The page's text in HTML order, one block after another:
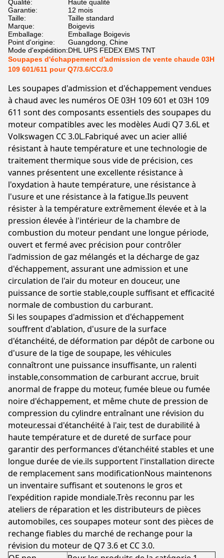
Qualité:
Haute qualité
Garantie:
12 mois
Taille:
Taille standard
Marque:
Boigevis
Emballage:
Emballage Boigevis
Point d'origine:
Guangdong, Chine
Mode d'expédition:DHL UPS FEDEX EMS TNT
Soupapes d'échappement d'admission de vente chaude 03H
109 601/611 pour Q7/3.6/CC/3.0
Les soupapes d'admission et d'échappement vendues
à chaud avec les numéros OE 03H 109 601 et 03H 109
611 sont des composants essentiels des soupapes du
moteur compatibles avec les modèles Audi Q7 3.6L et
Volkswagen CC 3.0L.Fabriqué avec un acier allié
résistant à haute température et une technologie de
traitement thermique sous vide de précision, ces
vannes présentent une excellente résistance à
l'oxydation à haute température, une résistance à
l'usure et une résistance à la fatigue.Ils peuvent
résister à la température extrêmement élevée et à la
pression élevée à l'intérieur de la chambre de
combustion du moteur pendant une longue période,
ouvert et fermé avec précision pour contrôler
l'admission de gaz mélangés et la décharge de gaz
d'échappement, assurant une admission et une
circulation de l'air du moteur en douceur, une
puissance de sortie stable,couple suffisant et efficacité
normale de combustion du carburant.
Si les soupapes d'admission et d'échappement
souffrent d'ablation, d'usure de la surface
d'étanchéité, de déformation par dépôt de carbone ou
d'usure de la tige de soupape, les véhicules
connaîtront une puissance insuffisante, un ralenti
instable,consommation de carburant accrue, bruit
anormal de frappe du moteur, fumée bleue ou fumée
noire d'échappement, et même chute de pression de
compression du cylindre entraînant une révision du
moteur.essai d'étanchéité à l'air, test de durabilité à
haute température et de dureté de surface pour
garantir des performances d'étanchéité stables et une
longue durée de vie.ils supportent l'installation directe
de remplacement sans modificationNous maintenons
un inventaire suffisant et soutenons le gros et
l'expédition rapide mondiale.Très reconnu par les
ateliers de réparation et les distributeurs de pièces
automobiles, ces soupapes moteur sont des pièces de
rechange fiables du marché de rechange pour la
révision du moteur de Q7 3.6 et CC 3.0.